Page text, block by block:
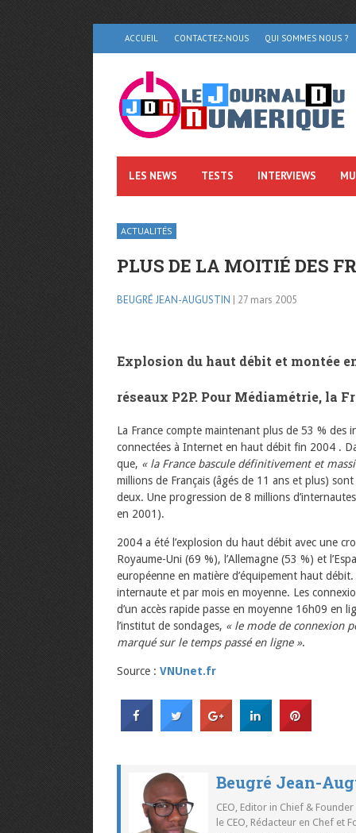
ACCUEIL CONTACTEZ-NOUS QUI SOMMES NOUS ?
LES NEWS TESTS INTERVIEWS
ACTUALITÉS
PLUS DE LA MOITIÉ DES
BEUGRÉ JEAN-AUGUSTIN | 27 mars 2005
Explosion du haut débit et montée
réseaux P2P. Pour Médiamétrie, la
La France compte maintenant plus de 53 % des
connectées à Internet en haut débit fin 2004 .
que, « la France bascule définitivement et
millions de Français (âgés de 11 ans et plus)
deux. Une progression de 8 millions
en 2001).
2004 a été l’explosion du haut débit avec une
Royaume-Uni (69 %), l’Allemagne (53 %) et
européenne en matière d’équipement haut
internaute et par mois en moyenne. Les
d’un accès rapide passe en moyenne 16h09
l’institut de sondages, « le mode de connexion
marqué sur le temps passé en ligne ».
Source : VNUnet.fr
Beugré Jean-
CEO, Editor in Chief &
le CEO, Rédacteur en Chef et